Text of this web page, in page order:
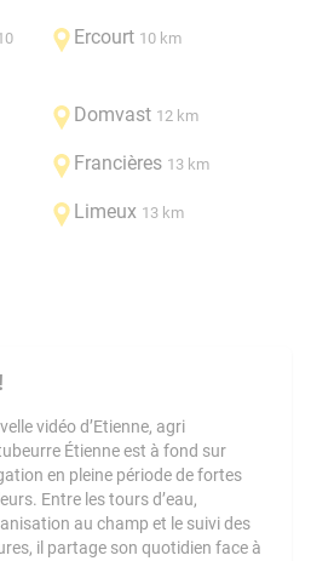
Ercourt 10 km
Domvast 12 km
Francières 13 km
Limeux 13 km
vidéo d’Etienne, agri
Étienne est à fond sur
en pleine période de fortes
Entre les tours d’eau,
au champ et le suivi des
il partage son quotidien face à